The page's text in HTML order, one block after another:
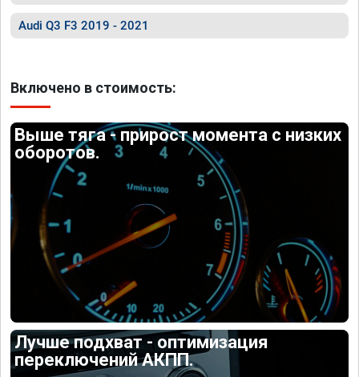
Audi Q3 F3 2019 - 2021
Включено в стоимость:
Выше тяга - прирост момента с низких
оборотов.
Лучше подхват - оптимизация
переключений АКПП.